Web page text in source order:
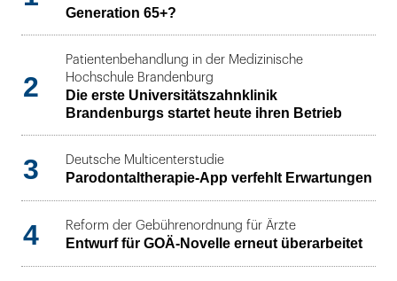
Generation 65+?
2
Patientenbehandlung in der Medizinische
Hochschule Brandenburg
Die erste Universitätszahnklinik
Brandenburgs startet heute ihren Betrieb
3 Deutsche Multicenterstudie
Parodontaltherapie-App verfehlt Erwartungen
4 Reform der Gebührenordnung für Ärzte
Entwurf für GOÄ-Novelle erneut überarbeitet